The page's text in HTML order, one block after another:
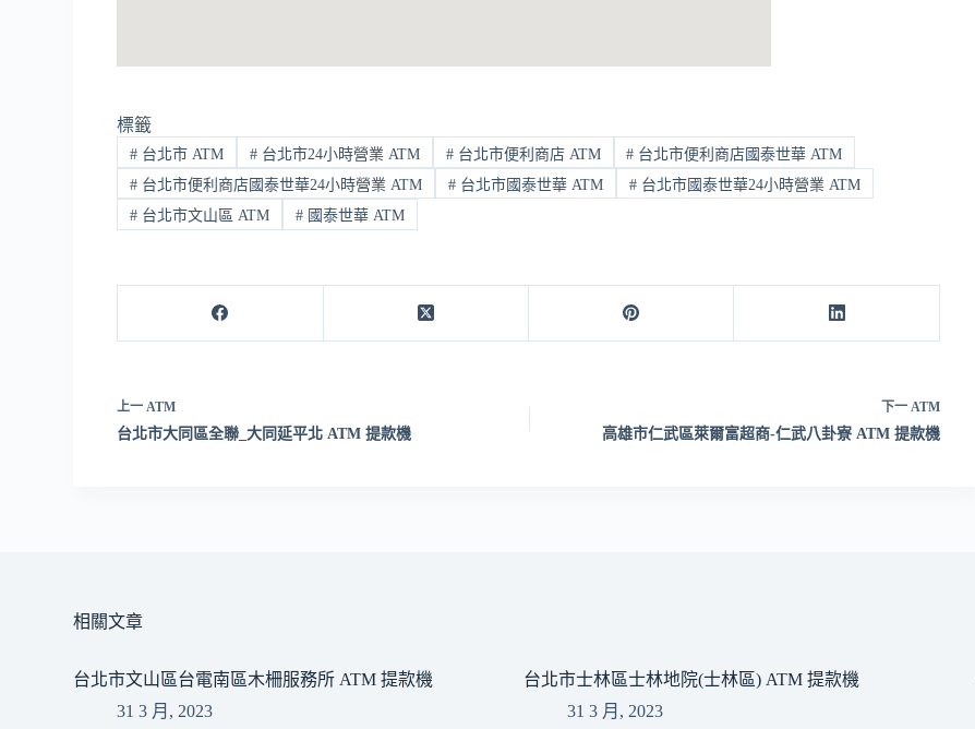
標籤
# 台北市 ATM #台北市24小時營業 ATM #台北市便利商店 ATM # 台北市便利商店國泰世華 ATM
# 台北市便利商店國泰世華24小時營業 ATM #台北市國泰世華 ATM #台北市國泰世華24小時營業 ATM
# 台北市文山區 ATM #國泰世華 ATM
上一 ATM
台北市大同區全聯_大同延平北 ATM 提款機
下一 ATM
高雄市仁武區萊爾富超商-仁武八卦寮 ATM 提款機
相關文章
台北市文山區台電南區木柵服務所 ATM 提款機
31 3 月, 2023
台北市士林區士林地院(士林區) ATM 提款機
31 3 月, 2023